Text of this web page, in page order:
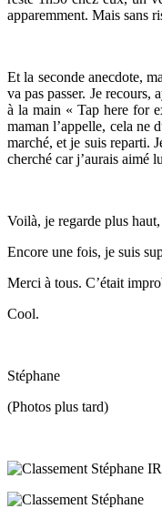
apparemment. Mais sans
Et la seconde anecdote,
va pas passer. Je
à la main « Tap here for
maman l’appelle, cela ne
marché, et je suis reparti.
cherché car j’aurais aimé
Voilà, je regarde plus
Encore une fois, je suis
Merci à tous. C’était
Cool.
Stéphane
(Photos plus tard)